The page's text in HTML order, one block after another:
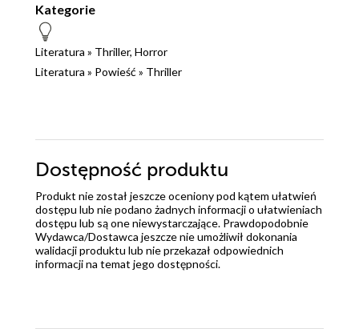
Kategorie
Literatura » Thriller, Horror
Literatura » Powieść » Thriller
Dostępność produktu
Produkt nie został jeszcze oceniony pod kątem ułatwień
dostępu lub nie podano żadnych informacji o ułatwieniach
dostępu lub są one niewystarczające. Prawdopodobnie
Wydawca/Dostawca jeszcze nie umożliwił dokonania
walidacji produktu lub nie przekazał odpowiednich
informacji na temat jego dostępności.